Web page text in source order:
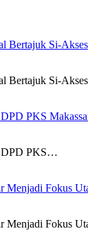
Bertajuk Si-Akses
Bertajuk Si-
PKS
DPD PKS…
Menjadi Fokus
Menjadi Fokus